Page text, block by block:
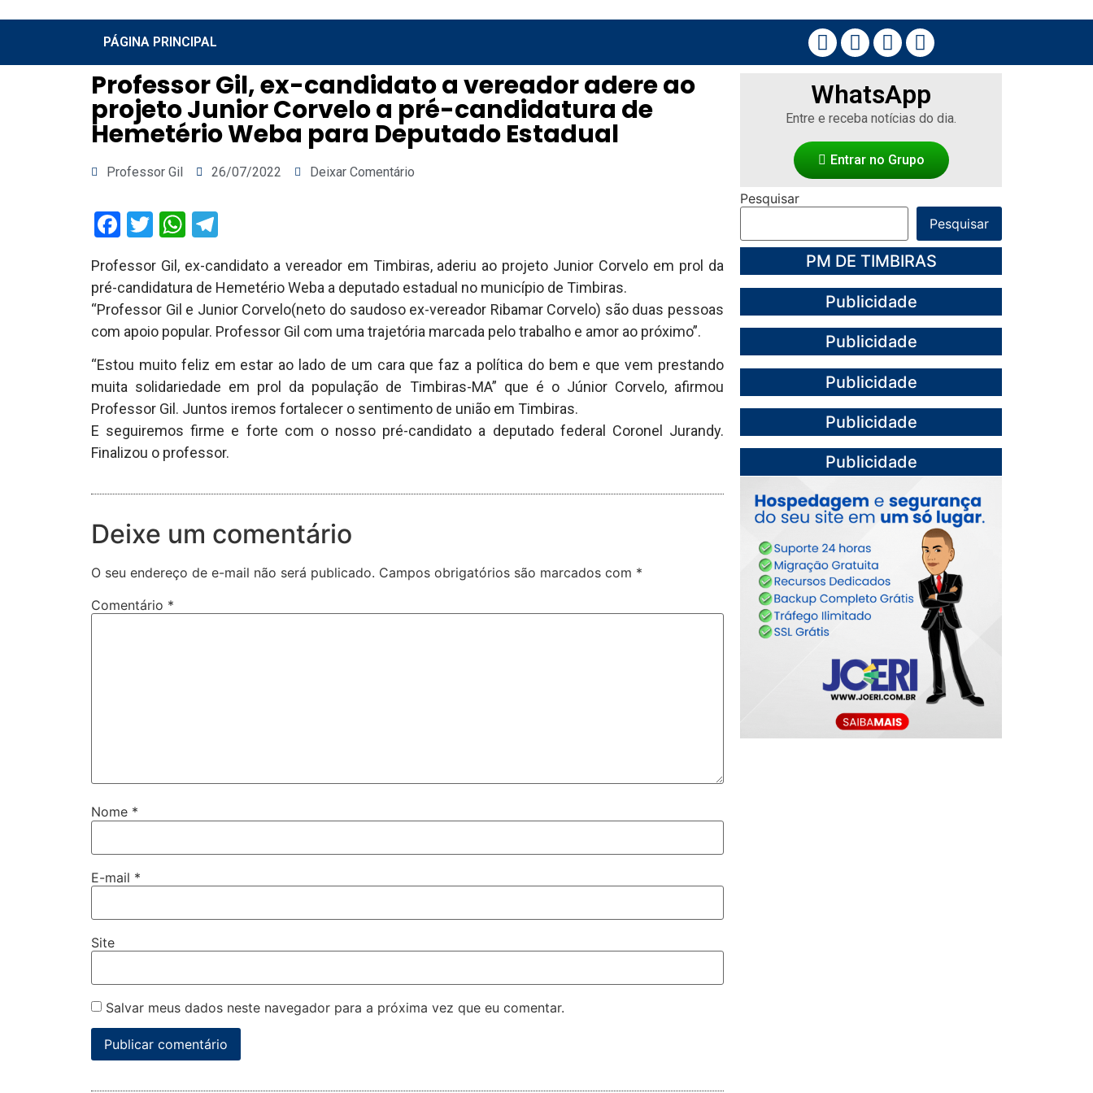
PÁGINA PRINCIPAL
Professor Gil, ex-candidato a vereador adere ao
projeto Junior Corvelo a pré-candidatura de
Hemetério Weba para Deputado Estadual
Professor Gil 26/07/2022 Deixar Comentário
Facebook
TwitterWhatsApp
Professor Gil, ex-candidato a vereador em Timbiras, aderiu ao projeto Junior Corvelo em prol da
pré-candidatura de Hemetério Weba a deputado estadual no município de Timbiras.
“Professor Gil e Junior Corvelo(neto do saudoso ex-vereador Ribamar Corvelo) são duas pessoas
com apoio popular. Professor Gil com uma trajetória marcada pelo trabalho e amor ao próximo”.
“Estou muito feliz em estar ao lado de um cara que faz a política do bem e que vem prestando
muita solidariedade em prol da população de Timbiras-MA” que é o Júnior Corvelo, afirmou
Professor Gil. Juntos iremos fortalecer o sentimento de união em Timbiras.
E seguiremos firme e forte com o nosso pré-candidato a deputado federal Coronel Jurandy.
Finalizou o professor.
Deixe um comentário
O seu endereço de e-mail não será publicado. Campos obrigatórios são marcados com *
Comentário *
Nome *
E-mail *
Site
Salvar meus dados neste navegador para a próxima vez que eu comentar.
WhatsApp
Entre e receba notícias do dia.
Entrar no Grupo
Pesquisar
Pesquisar
PM DE TIMBIRAS
Publicidade
Publicidade
Publicidade
Publicidade
Publicidade